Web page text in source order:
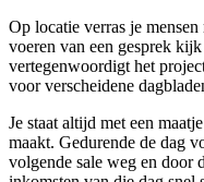
Op locatie verras je
voeren van een gesprek
vertegenwoordigt het
voor verscheidene
Je staat altijd met een
maakt. Gedurende de dag
volgende sale weg en door